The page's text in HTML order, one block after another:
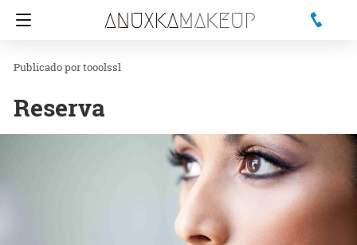
tooolssl
Reserva